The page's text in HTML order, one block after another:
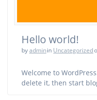
Hello world!
byadminin Uncategorized
Welcome to
delete it, then start